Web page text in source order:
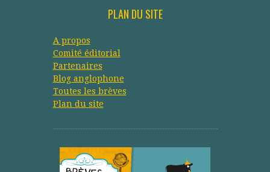
PLAN DU SITE
A propos
Comité éditorial
Partenaires
Blog anglophone
Toutes les brèves
Plan du site